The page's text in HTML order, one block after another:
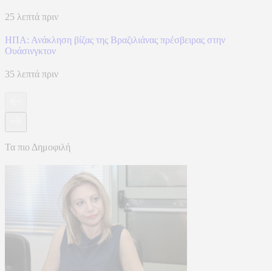
25 λεπτά πριν
ΗΠΑ: Ανάκληση βίζας της Βραζιλιάνας πρέσβειρας στην
Ουάσινγκτον
35 λεπτά πριν
Τα πιο Δημοφιλή